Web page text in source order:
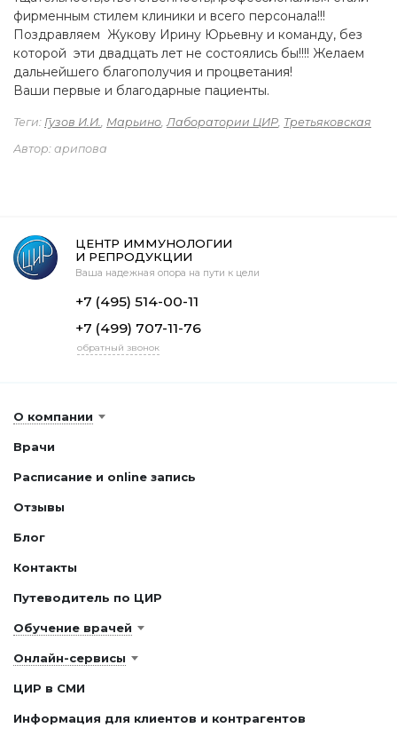
фирменным стилем клиники и всего персонала!!!
Поздравляем Жукову Ирину Юрьевну и команду, без
которой эти двадцать лет не состоялись бы!!!! Желаем
дальнейшего благополучия и процветания!
Ваши первые и благодарные пациенты.
Теги: Гузов И.И., Марьино,Лаборатории ЦИР, Третьяковская
Автор: арипова
ЦЕНТР ИММУНОЛОГИИ
И РЕПРОДУКЦИИ
Ваша надежная опора на пути к цели
+7 (495) 514-00-11
+7 (499) 707-11-76
обратный звонок
О компании
Врачи
Расписание и online запись
Отзывы
Блог
Контакты
Путеводитель по ЦИР
Обучение врачей
Онлайн-сервисы
ЦИР в СМИ
Информация для клиентов и контрагентов